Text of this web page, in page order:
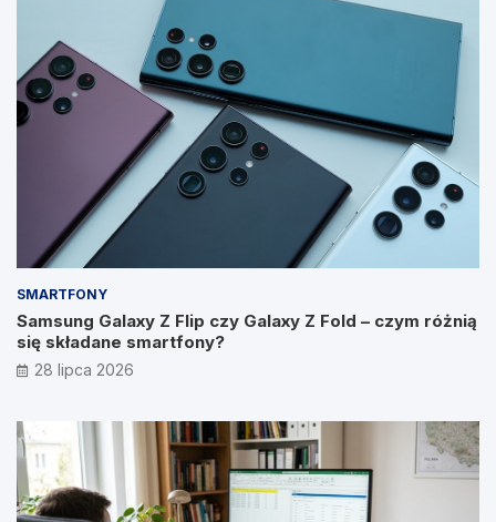
SMARTFONY
Samsung Galaxy Z Flip czy Galaxy Z Fold – czym różnią
się składane smartfony?
28 lipca 2026